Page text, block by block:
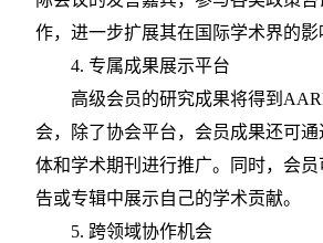
作，进一步扩展其在国际学术界的影
4. 专属成果展示平台
高级会员的研究成果将得到
会，除了协会平台，会员成果还可
体和学术期刊进行推广。同时，会
告或专辑中展示自己的学术贡献。
5. 跨领域协作机会